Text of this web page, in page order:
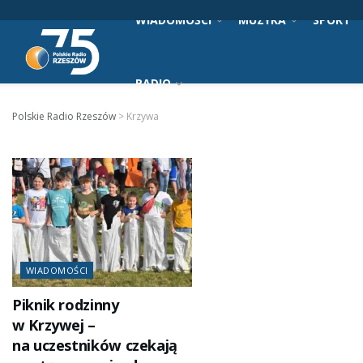
WIADOMOŚCI MUZYKA SPORT
RADIO
Polskie Radio Rzeszów > Krzywa
WIADOMOŚCI
Piknik rodzinny
w Krzywej –
na uczestników czekają